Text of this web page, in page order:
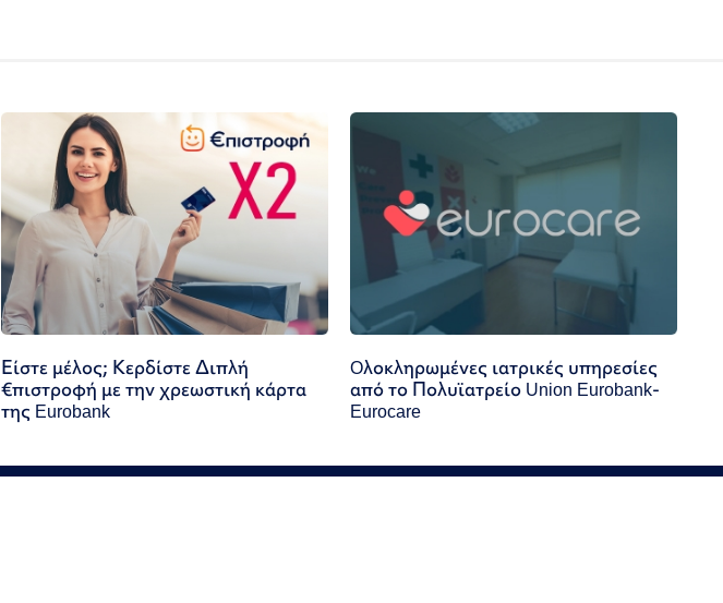
Είστε μέλος; Κερδίστε Διπλή
€πιστροφή με την χρεωστική κάρτα
της Eurobank
Oλοκληρωμένες ιατρικές υπηρεσίες
από το Πολυϊατρείο Union Eurobank-
Eurocare